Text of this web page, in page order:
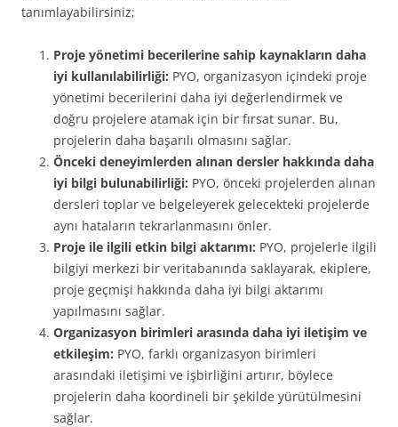
tanımlayabilirsiniz;
Proje yönetimi becerilerine sahip kaynakların daha
iyi kullanılabilirliği: PYO, organizasyon içindeki proje
yönetimi becerilerini daha iyi değerlendirmek ve
doğru projelere atamak için bir fırsat sunar. Bu,
projelerin daha başarılı olmasını sağlar.
Önceki deneyimlerden alınan dersler hakkında daha
iyi bilgi bulunabilirliği: PYO, önceki projelerden alınan
dersleri toplar ve belgeleyerek gelecekteki projelerde
aynı hataların tekrarlanmasını önler.
Proje ile ilgili etkin bilgi aktarımı: PYO, projelerle ilgili
bilgiyi merkezi bir veritabanında saklayarak, ekiplere,
proje geçmişi hakkında daha iyi bilgi aktarımı
yapılmasını sağlar.
Organizasyon birimleri arasında daha iyi iletişim ve
etkileşim: PYO, farklı organizasyon birimleri
arasındaki iletişimi ve işbirliğini artırır, böylece
projelerin daha koordineli bir şekilde yürütülmesini
sağlar.